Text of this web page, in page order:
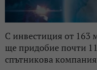
С инвестиция от 163
ще придобие почти
спътникова